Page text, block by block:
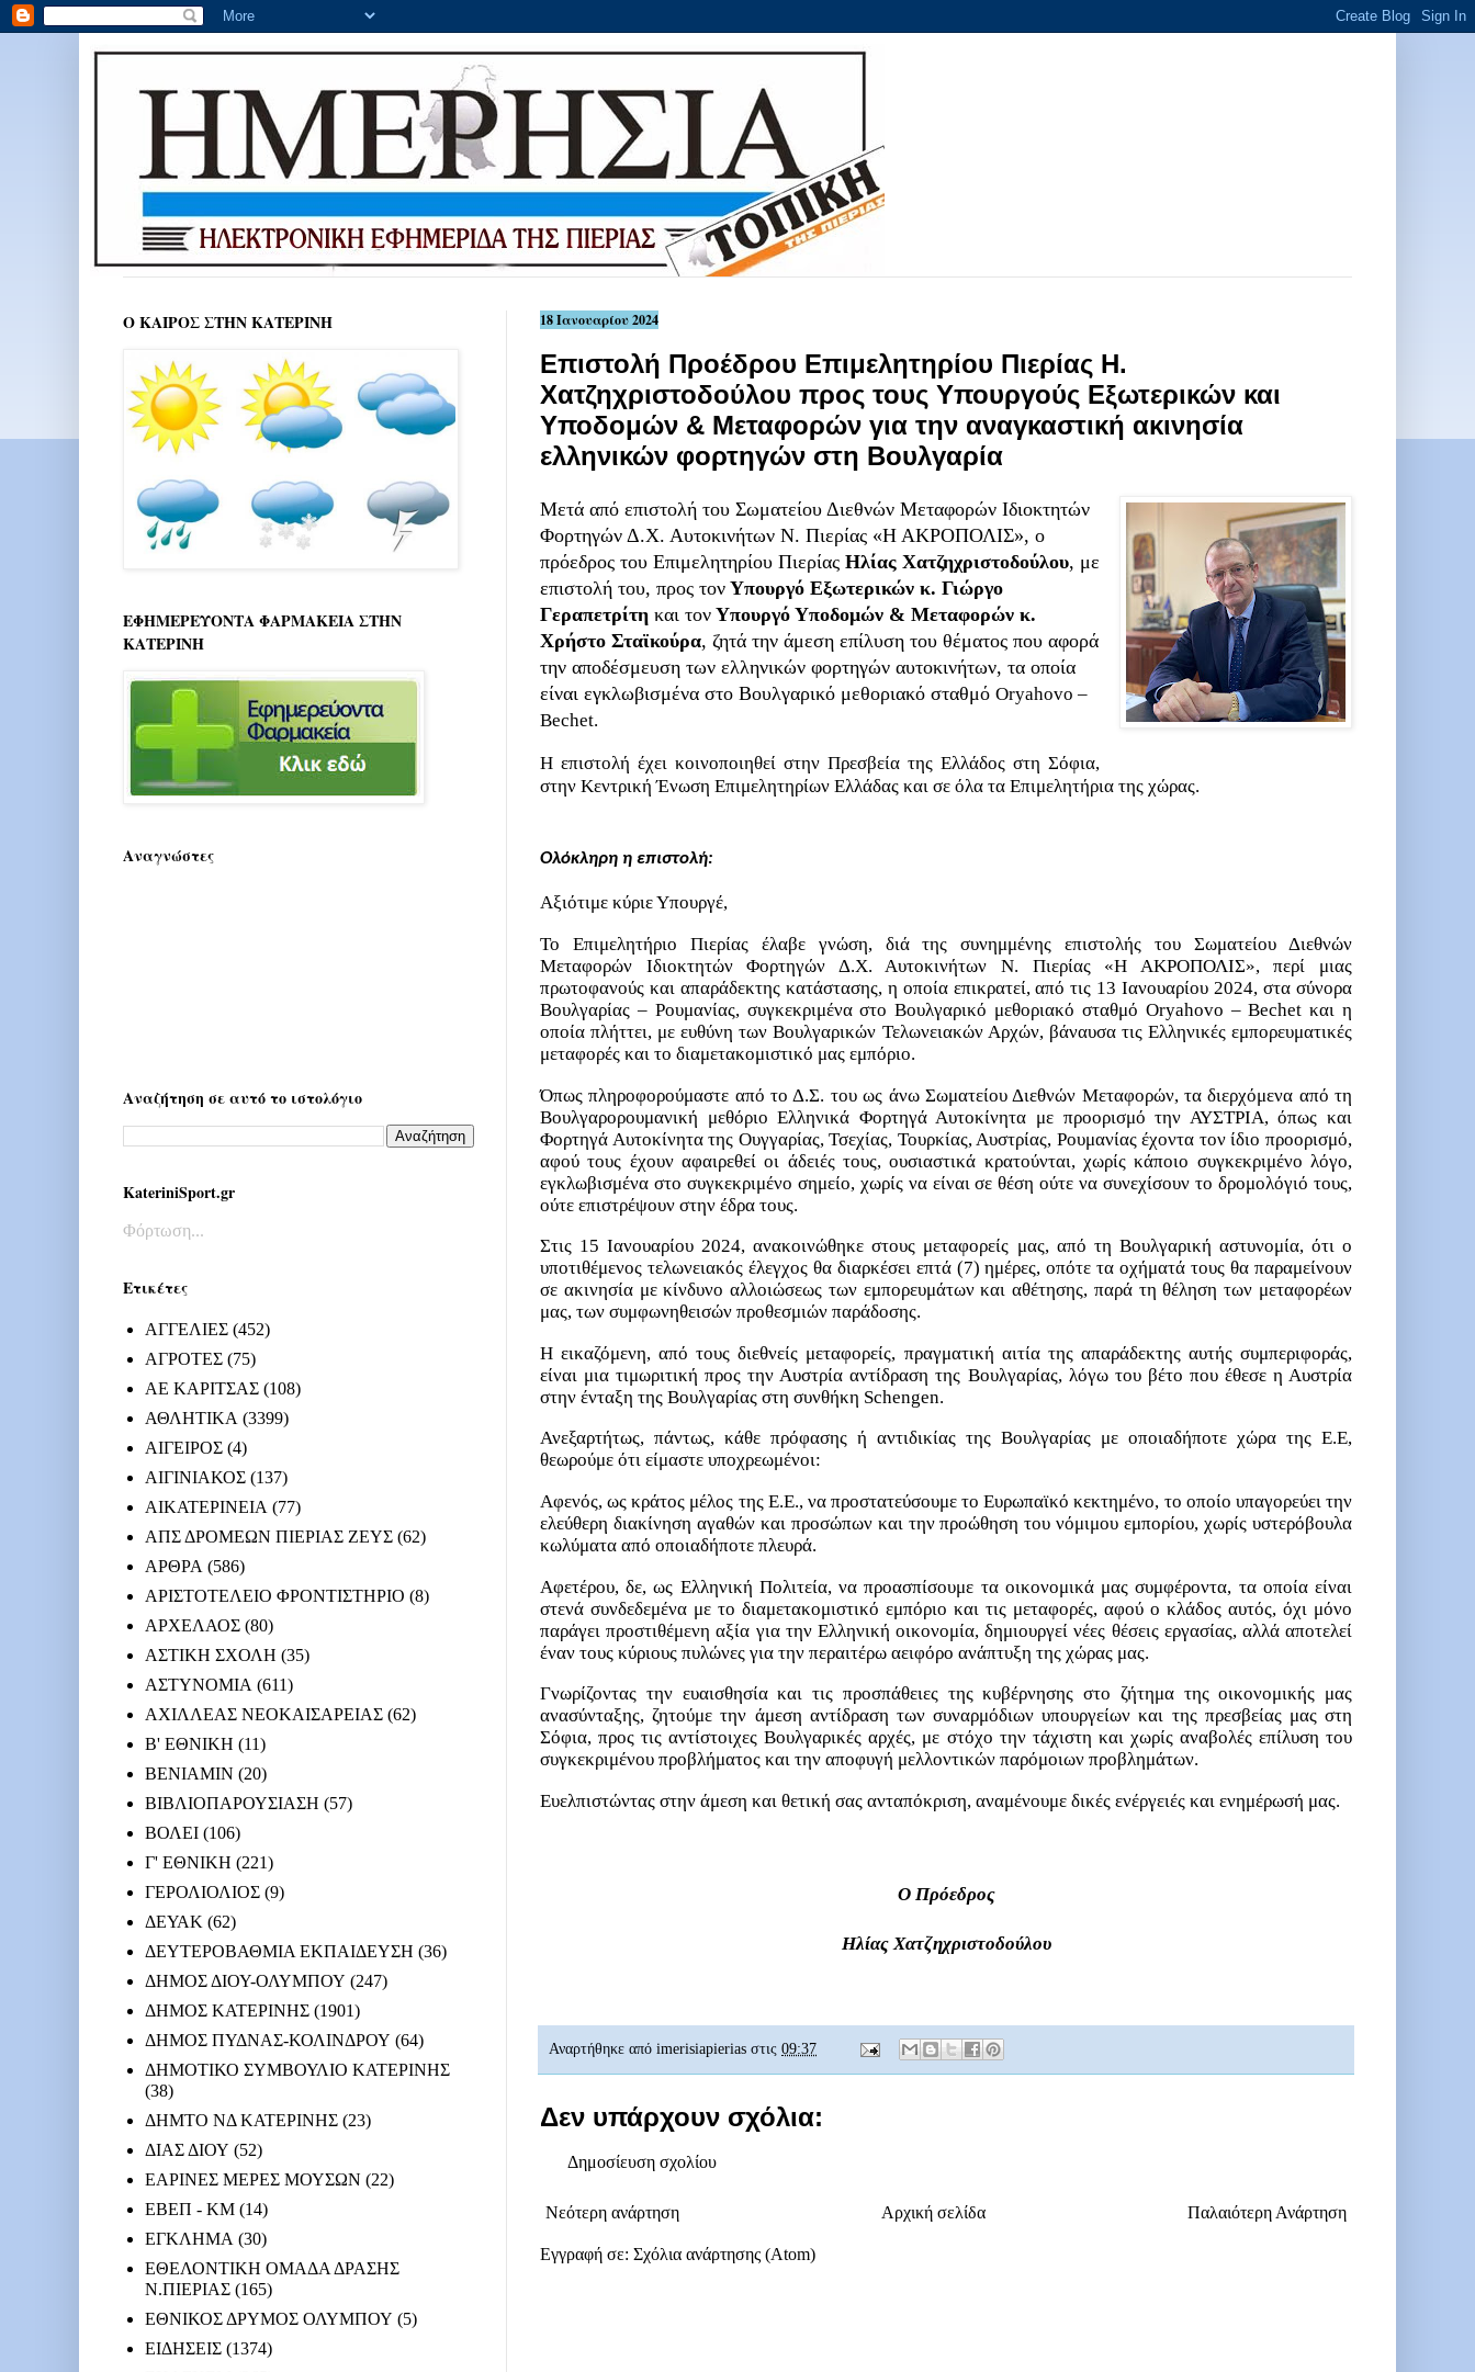
18 Ιανουαρίου 2024
Επιστολή Προέδρου Επιμελητηρίου Πιερίας Η.
Χατζηχριστοδούλου προς τους Υπουργούς Εξωτερικών και
Υποδομών & Μεταφορών για την αναγκαστική ακινησία
ελληνικών φορτηγών στη Βουλγαρία
Μετά από επιστολή του Σωματείου Διεθνών Μεταφορών Ιδιοκτητών
Φορτηγών Δ.Χ. Αυτοκινήτων Ν. Πιερίας «Η ΑΚΡΟΠΟΛΙΣ», ο
πρόεδρος του Επιμελητηρίου Πιερίας Ηλίας Χατζηχριστοδούλου, με
επιστολή του, προς τον Υπουργό Εξωτερικών κ. Γιώργο
Γεραπετρίτη και τον Υπουργό Υποδομών & Μεταφορών κ.
Χρήστο Σταϊκούρα, ζητά την άμεση επίλυση του θέματος που αφορά
την αποδέσμευση των ελληνικών φορτηγών αυτοκινήτων, τα οποία
είναι εγκλωβισμένα στο Βουλγαρικό μεθοριακό σταθμό Oryahovo –
Bechet.
Η επιστολή έχει κοινοποιηθεί στην Πρεσβεία της Ελλάδος στη Σόφια,
στην Κεντρική Ένωση Επιμελητηρίων Ελλάδας και σε όλα τα Επιμελητήρια της χώρας.
Ολόκληρη η επιστολή:
Αξιότιμε κύριε Υπουργέ,
Το Επιμελητήριο Πιερίας έλαβε γνώση, διά της συνημμένης επιστολής τουΣωματείου Διεθνών
Μεταφορών Ιδιοκτητών Φορτηγών Δ.Χ. Αυτοκινήτων Ν. Πιερίας «Η ΑΚΡΟΠΟΛΙΣ», περί μιας
πρωτοφανούς και απαράδεκτης κατάστασης, η οποία επικρατεί, από τις 13 Ιανουαρίου 2024, στα σύνορα
Βουλγαρίας – Ρουμανίας, συγκεκριμέναστο Βουλγαρικό μεθοριακό σταθμό Oryahovo –Bechet και η
οποία πλήττει, με ευθύνη των Βουλγαρικών Τελωνειακών Αρχών, βάναυσα τις Ελληνικές εμπορευματικές
μεταφορές και το διαμετακομιστικό μας εμπόριο.
Όπως πληροφορούμαστε από το Δ.Σ. του ως άνω Σωματείου Διεθνών Μεταφορών, τα διερχόμενα από τη
Βουλγαρορουμανική μεθόριο Ελληνικά Φορτηγά Αυτοκίνητα με προορισμό την ΑΥΣΤΡΙΑ, όπως και
Φορτηγά Αυτοκίνητα της Ουγγαρίας, Τσεχίας, Τουρκίας, Αυστρίας, Ρουμανίας έχοντα τον ίδιο προορισμό,
αφού τους έχουν αφαιρεθεί οι άδειές τους, ουσιαστικά κρατούνται, χωρίς κάποιο συγκεκριμένο λόγο,
εγκλωβισμένα στο συγκεκριμένο σημείο, χωρίς να είναι σε θέση ούτε να συνεχίσουν το δρομολόγιό τους,
ούτε επιστρέψουν στην έδρα τους.
Στις 15 Ιανουαρίου 2024, ανακοινώθηκε στους μεταφορείς μας, από τη Βουλγαρική αστυνομία, ότι ο
υποτιθέμενος τελωνειακός έλεγχος θα διαρκέσει επτά (7) ημέρες, οπότε τα οχήματά τους θα παραμείνουν
σε ακινησία με κίνδυνο αλλοιώσεως των εμπορευμάτων και αθέτησης, παρά τη θέληση των μεταφορέων
μας, των συμφωνηθεισών προθεσμιών παράδοσης.
Η εικαζόμενη, από τους διεθνείς μεταφορείς, πραγματική αιτία της απαράδεκτης αυτής συμπεριφοράς,
είναι μια τιμωριτική προς την Αυστρία αντίδραση της Βουλγαρίας, λόγω του βέτο που έθεσε η Αυστρία
στην ένταξη της Βουλγαρίας στη συνθήκη Schengen.
Ανεξαρτήτως, πάντως, κάθε πρόφασης ή αντιδικίας της Βουλγαρίας με οποιαδήποτε χώρα της Ε.Ε,
θεωρούμε ότι είμαστε υποχρεωμένοι:
Αφενός, ως κράτος μέλος της Ε.Ε., να προστατεύσουμε το Ευρωπαϊκό κεκτημένο, το οποίο υπαγορεύει την
ελεύθερη διακίνηση αγαθών και προσώπων και την προώθηση του νόμιμου εμπορίου, χωρίς υστερόβουλα
κωλύματα από οποιαδήποτε πλευρά.
Αφετέρου, δε, ως Ελληνική Πολιτεία, να προασπίσουμε τα οικονομικά μας συμφέροντα, τα οποία είναι
στενά συνδεδεμένα με το διαμετακομιστικό εμπόριο και τις μεταφορές, αφού ο κλάδος αυτός, όχι μόνο
παράγει προστιθέμενη αξία για την Ελληνική οικονομία, δημιουργεί νέες θέσεις εργασίας, αλλά αποτελεί
έναν τους κύριους πυλώνες για την περαιτέρω αειφόρο ανάπτυξη της χώρας μας.
Γνωρίζοντας την ευαισθησία και τις προσπάθειες της κυβέρνησης στο ζήτημα της οικονομικής μας
ανασύνταξης, ζητούμε την άμεση αντίδραση των συναρμόδιων υπουργείων και της πρεσβείας μας στη
Σόφια, προς τις αντίστοιχες Βουλγαρικές αρχές, με στόχο την τάχιστη και χωρίς αναβολές επίλυση του
συγκεκριμένου προβλήματος και την αποφυγή μελλοντικών παρόμοιων προβλημάτων.
Ευελπιστώντας στην άμεση και θετική σας ανταπόκριση, αναμένουμε δικές ενέργειές και ενημέρωσή μας.
Ο Πρόεδρος
Ηλίας Χατζηχριστοδούλου
Αναρτήθηκε από imerisiapierias στις 09:37
Δεν υπάρχουν σχόλια:
Δημοσίευση σχολίου
Νεότερη ανάρτηση Παλαιότερη Ανάρτηση
Αρχική σελίδα
Εγγραφή σε: Σχόλια ανάρτησης (Atom)
Ο ΚΑΙΡΟΣ ΣΤΗΝ ΚΑΤΕΡΙΝΗ
ΕΦΗΜΕΡΕΥΟΝΤΑ ΦΑΡΜΑΚΕΙΑ ΣΤΗΝ
ΚΑΤΕΡΙΝΗ
Αναγνώστες
Αναζήτηση σε αυτό το ιστολόγιο
KateriniSport.gr
Φόρτωση...
Ετικέτες
ΑΓΓΕΛΙΕΣ (452)
ΑΓΡΟΤΕΣ (75)
ΑΕ ΚΑΡΙΤΣΑΣ (108)
ΑΘΛΗΤΙΚΑ (3399)
ΑΙΓΕΙΡΟΣ (4)
ΑΙΓΙΝΙΑΚΟΣ (137)
ΑΙΚΑΤΕΡΙΝΕΙΑ (77)
ΑΠΣ ΔΡΟΜΕΩΝ ΠΙΕΡΙΑΣ ΖΕΥΣ (62)
ΑΡΘΡΑ (586)
ΑΡΙΣΤΟΤΕΛΕΙΟ ΦΡΟΝΤΙΣΤΗΡΙΟ (8)
ΑΡΧΕΛΑΟΣ (80)
ΑΣΤΙΚΗ ΣΧΟΛΗ (35)
ΑΣΤΥΝΟΜΙΑ (611)
ΑΧΙΛΛΕΑΣ ΝΕΟΚΑΙΣΑΡΕΙΑΣ (62)
Β' ΕΘΝΙΚΗ (11)
ΒΕΝΙΑΜΙΝ (20)
ΒΙΒΛΙΟΠΑΡΟΥΣΙΑΣΗ (57)
ΒΟΛΕΙ (106)
Γ' ΕΘΝΙΚΗ (221)
ΓΕΡΟΛΙΟΛΙΟΣ (9)
ΔΕΥΑΚ (62)
ΔΕΥΤΕΡΟΒΑΘΜΙΑ ΕΚΠΑΙΔΕΥΣΗ (36)
ΔΗΜΟΣ ΔΙΟΥ-ΟΛΥΜΠΟΥ (247)
ΔΗΜΟΣ ΚΑΤΕΡΙΝΗΣ (1901)
ΔΗΜΟΣ ΠΥΔΝΑΣ-ΚΟΛΙΝΔΡΟΥ (64)
ΔΗΜΟΤΙΚΟ ΣΥΜΒΟΥΛΙΟ ΚΑΤΕΡΙΝΗΣ
(38)
ΔΗΜΤΟ ΝΔ ΚΑΤΕΡΙΝΗΣ (23)
ΔΙΑΣ ΔΙΟΥ (52)
ΕΑΡΙΝΕΣ ΜΕΡΕΣ ΜΟΥΣΩΝ (22)
ΕΒΕΠ - ΚΜ (14)
ΕΓΚΛΗΜΑ (30)
ΕΘΕΛΟΝΤΙΚΗ ΟΜΑΔΑ ΔΡΑΣΗΣ
Ν.ΠΙΕΡΙΑΣ (165)
ΕΘΝΙΚΟΣ ΔΡΥΜΟΣ ΟΛΥΜΠΟΥ (5)
ΕΙΔΗΣΕΙΣ (1374)